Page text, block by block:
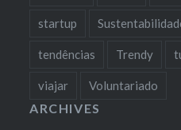
startup
tendências Trendy
viajar Voluntariado
ARCHIVES